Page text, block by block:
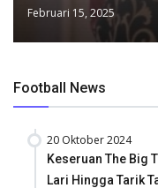
Februari 15, 2025
Football News
20 Oktober 2024
Keseruan The Big
Lari Hingga Tarik